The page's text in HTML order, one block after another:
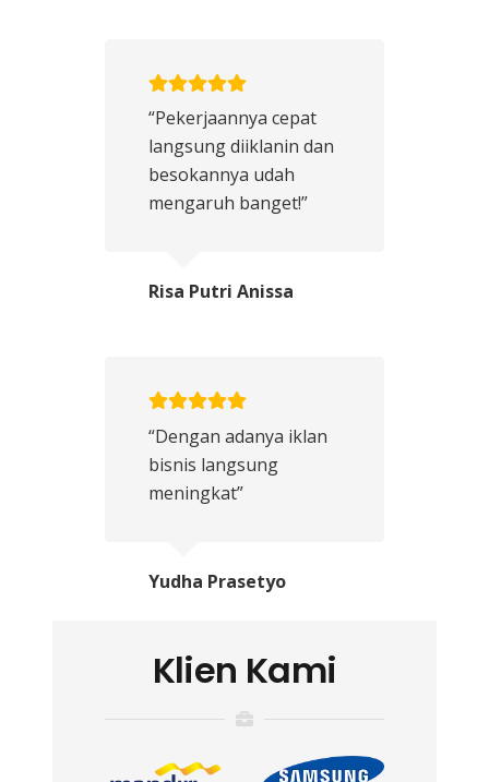
“Pekerjaannya cepat
langsung diiklanin dan
besokannya udah
mengaruh banget!”
Risa Putri Anissa
“Dengan adanya iklan
bisnis langsung
meningkat”
Yudha Prasetyo
Klien Kami